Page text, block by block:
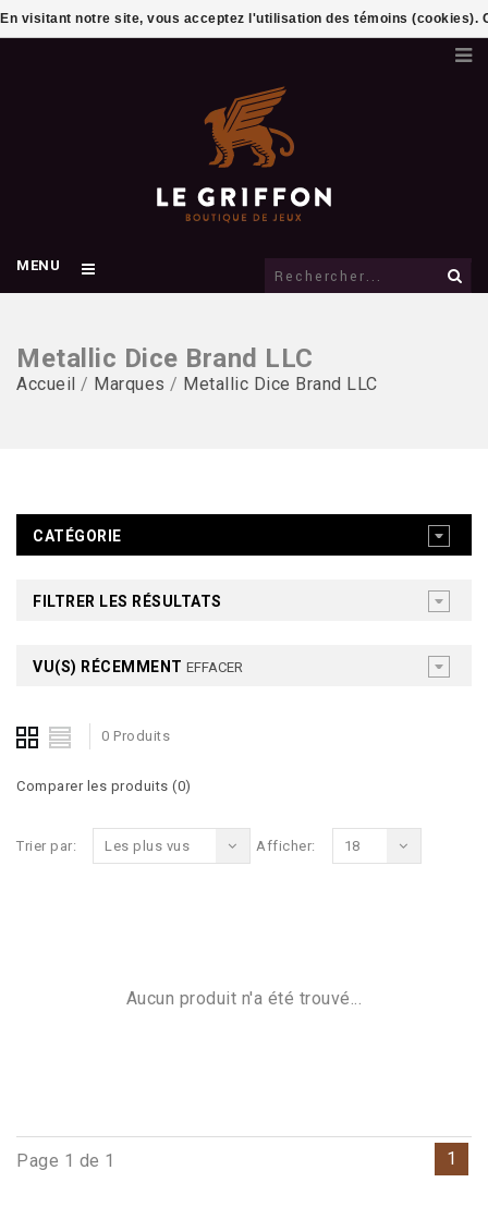
MENU
Metallic Dice Brand LLC
Accueil / Marques / Metallic Dice Brand LLC
CATÉGORIE
FILTRER LES RÉSULTATS
VU(S) RÉCEMMENT EFFACER
0 Produits
Comparer les produits (0)
Trier par: Les plus vus Afficher: 18
Aucun produit n'a été trouvé...
Page 1 de 1 1
En visitant notre site, vous acceptez l'utilisation des témoins